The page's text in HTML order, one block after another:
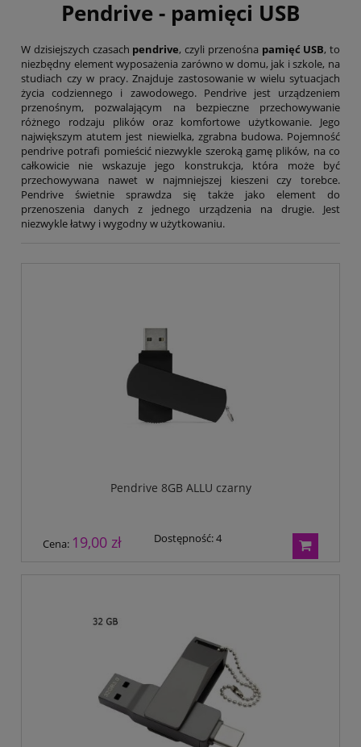
WatermanPendrive - pamięci USB
W dzisiejszych czasach pendrive, czyli przenośna pamięć USB, to
niezbędny element wyposażenia zarówno w domu, jak i szkole, na
studiach czy w pracy. Znajduje zastosowanie w wielu sytuacjach
życia codziennego i zawodowego. Pendrive jest urządzeniem
przenośnym, pozwalającym na bezpieczne przechowywanie
różnego rodzaju plików oraz komfortowe użytkowanie. Jego
największym atutem jest niewielka, zgrabna budowa. Pojemność
pendrive potrafi pomieścić niezwykle szeroką gamę plików, na co
całkowicie nie wskazuje jego konstrukcja, która może być
przechowywana nawet w najmniejszej kieszeni czy torebce.
Pendrive świetnie sprawdza się także jako element do
przenoszenia danych z jednego urządzenia na drugie. Jest
niezwykle łatwy i wygodny w użytkowaniu.
Pendrive 8GB ALLU czarny
Cena: 19,00 zł Dostępność:4